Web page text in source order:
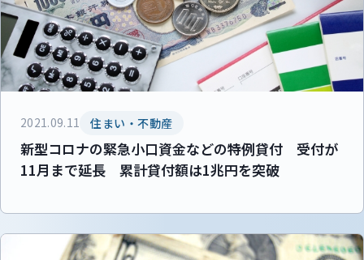
2021.09.11 住まい・不動産
新型コロナの緊急小口資金などの特例貸付 受付が
11月まで延長 累計貸付額は1兆円を突破